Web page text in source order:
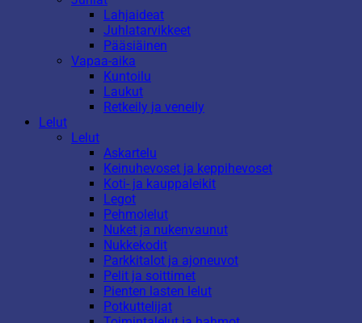
Lahjaideat
Juhlatarvikkeet
Pääsiäinen
Vapaa-aika
Kuntoilu
Laukut
Retkeily ja veneily
Lelut
Lelut
Askartelu
Keinuhevoset ja keppihevoset
Koti- ja kauppaleikit
Legot
Pehmolelut
Nuket ja nukenvaunut
Nukkekodit
Parkkitalot ja ajoneuvot
Pelit ja soittimet
Pienten lasten lelut
Potkuttelijat